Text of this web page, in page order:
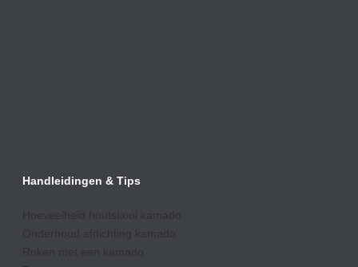
Handleidingen & Tips
Hoeveelheid houtskool kamado
Onderhoud afdic
hting kamado
Roken met een kamado